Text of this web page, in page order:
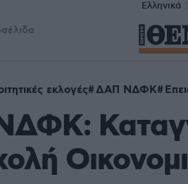
Ελληνικά
εκλογές ΔΑΠ ΝΔΦΚ